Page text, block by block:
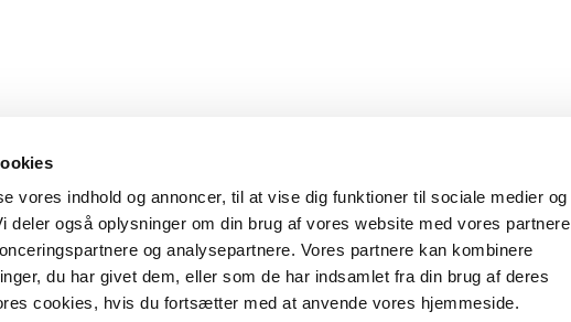
vores indhold og annoncer, til at vise dig funktioner til sociale medier og
deler også oplysninger om din brug af vores website med vores partnere
og analysepartnere. Vores partnere kan kombinere
du har givet dem, eller som de har indsamlet fra din brug af deres
cookies, hvis du fortsætter med at anvende vores hjemmeside.